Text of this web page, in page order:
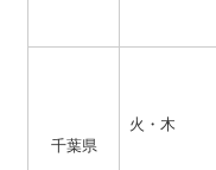
千葉県
火・木